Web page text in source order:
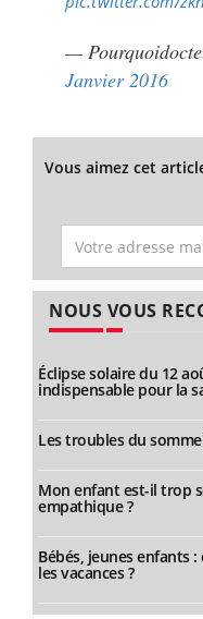
—
Janvier 2016
Vous aimez cet
NOUS VOUS
Éclipse solaire du 12
indispensable pour la
Les troubles du
Mon enfant est-il trop
empathique ?
Bébés, jeunes enfants
les vacances ?